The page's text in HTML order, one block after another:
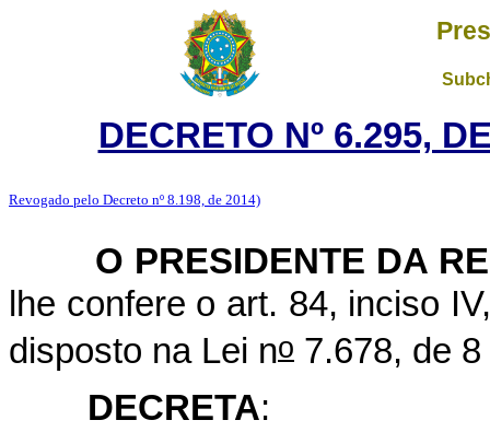
DECRETO Nº 6.295,
Revogado pelo Decreto nº 8.198, de 2014)
O PRESIDENTE DA
lhe confere o art. 84, inciso
disposto na Lei no 7.678, de
DECRETA: